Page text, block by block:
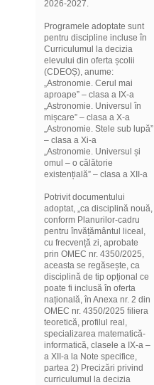
2026-2027.
Programele adoptate sunt
pentru discipline incluse în
Curriculumul la decizia
elevului din oferta școlii
(CDEOȘ), anume:
„Astronomie. Cerul mai
aproape” – clasa a IX-a
„Astronomie. Universul în
mișcare” – clasa a X-a
„Astronomie. Stele sub lupă”
– clasa a Xi-a
„Astronomie. Universul și
omul – o călătorie
existențială” – clasa a XII-a
Potrivit documentului
adoptat, „ca disciplină nouă,
conform Planurilor-cadru
pentru învățământul liceal,
cu frecvență zi, aprobate
prin OMEC nr. 4350/2025,
aceasta se regăsește, ca
disciplină de tip opțional ce
poate fi inclusă în oferta
națională, în Anexa nr. 2 din
OMEC nr. 4350/2025 filiera
teoretică, profilul real,
specializarea matematică-
informatică, clasele a IX-a –
a XII-a la Note specifice,
partea 2) Precizări privind
curriculumul la decizia